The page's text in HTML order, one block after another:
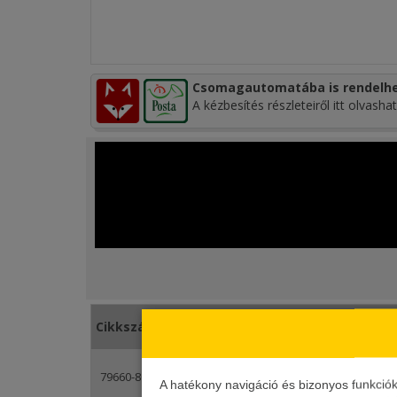
A hatékony navigáció és bizonyos
Csomagautomatába is
A kézbesítés részleteiről itt
Cikkszám
79660-800
1 835 Ft
-